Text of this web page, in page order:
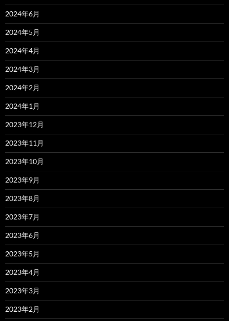
2024年6月
2024年5月
2024年4月
2024年3月
2024年2月
2024年1月
2023年12月
2023年11月
2023年10月
2023年9月
2023年8月
2023年7月
2023年6月
2023年5月
2023年4月
2023年3月
2023年2月